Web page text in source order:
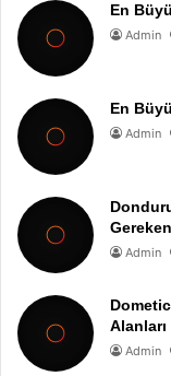
En
Admin
En
Admin
Admin
Alanları
Admin